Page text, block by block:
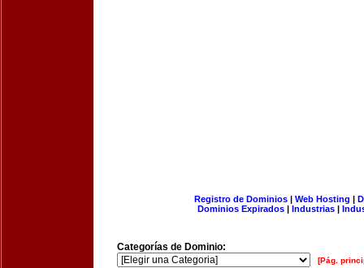
Registro de Dominios| Web Hosting |
Dominios Expirados | Industrias |
Categorías de Dominio:
[Pág.